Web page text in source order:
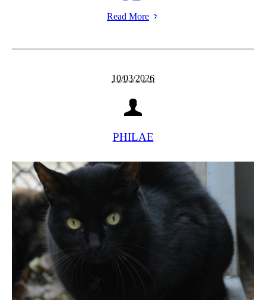
Read More
10/03/2026
PHILAE